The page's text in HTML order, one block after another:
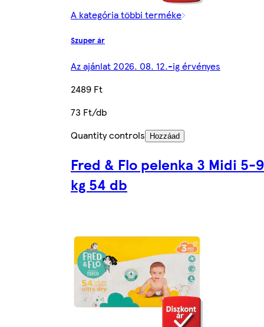
A kategória többi terméke
Szuper ár
Az ajánlat 2026. 08. 12.-ig érvényes
2489 Ft
73 Ft/db
Quantity controls
Hozzáad
Fred & Flo pelenka 3 Midi 5-9
kg 54 db